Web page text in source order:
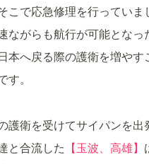
こで応急修理を行っていま
ながらも航行が可能となっ
本へ戻る際の護衛を増やす
す。
護衛を受けてサイパンを出
と合流した 【玉波、高雄】